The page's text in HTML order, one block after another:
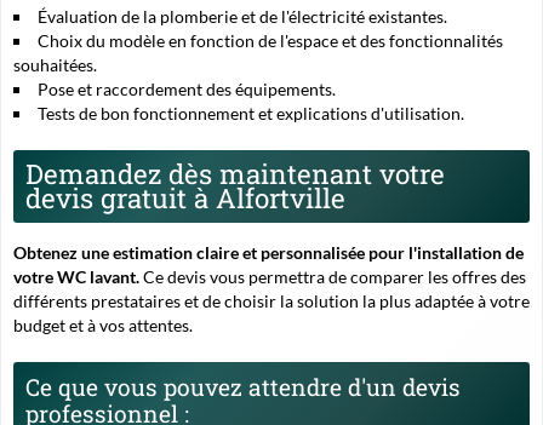
Évaluation de la plomberie et de l'électricité existantes.
Choix du modèle en fonction de l'espace et des fonctionnalités
souhaitées.
Pose et raccordement des équipements.
Tests de bon fonctionnement et explications d'utilisation.
Demandez dès maintenant votre
devis gratuit à Alfortville
Obtenez une estimation claire et personnalisée pour l'installation de
votre WC lavant.Ce devis vous permettra de comparer les offres des
différents prestataires et de choisir la solution la plus adaptée à votre
budget et à vos attentes.
Ce que vous pouvez attendre d'un devis
professionnel :